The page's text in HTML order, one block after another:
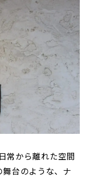
常から離れた空間
台のような、ナ